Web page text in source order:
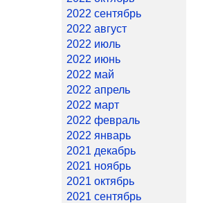
2022 сентябрь
2022 август
2022 июль
2022 июнь
2022 май
2022 апрель
2022 март
2022 февраль
2022 январь
2021 декабрь
2021 ноябрь
2021 октябрь
2021 сентябрь